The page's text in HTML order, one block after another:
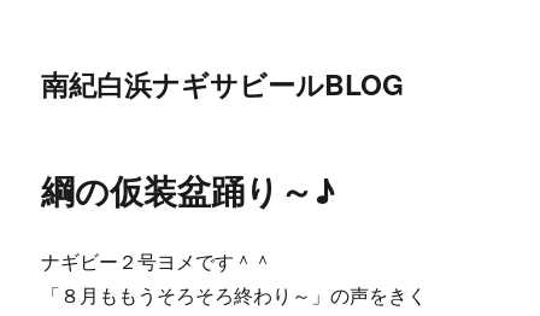
南紀白浜ナギサビールBLOG
綱の仮装盆踊り～♪
ナギビー２号ヨメです＾＾
「８月ももうそろそろ終わり～」の声をきく